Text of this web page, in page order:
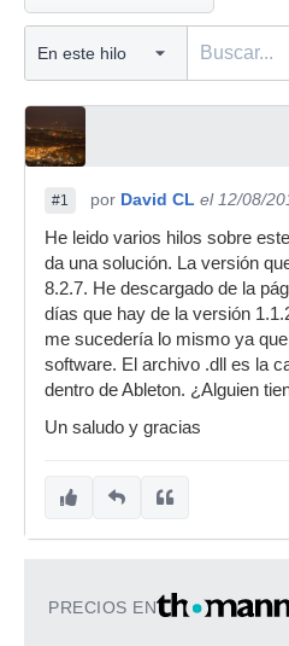
#1 por David CL el 12/08/
He leido varios hilos sobre
da una solución. La versión
8.2.7. He descargado de la
días que hay de la versión
me sucedería lo mismo ya
software. El archivo .dll es la
dentro de Ableton. ¿Alguien
Un saludo y gracias
PRECIOS EN